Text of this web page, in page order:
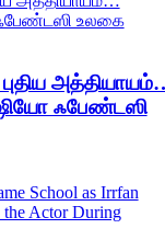
ஃபேண்டஸி